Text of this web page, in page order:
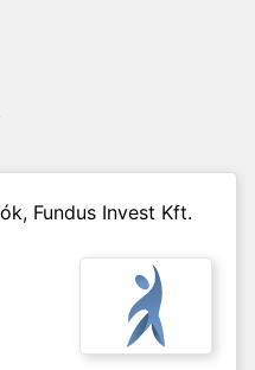
Fundus Invest Kft.